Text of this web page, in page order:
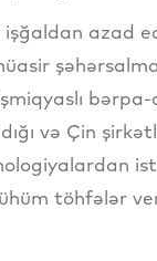
işğaldan azad
və Çin
töhfələr